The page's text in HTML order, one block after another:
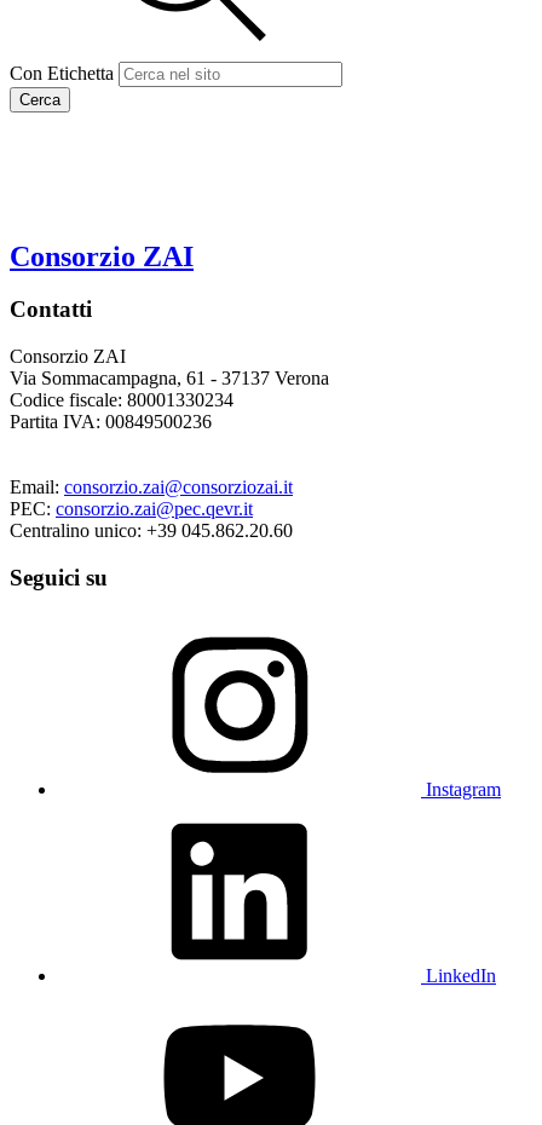
Con Etichetta
Cerca
Consorzio ZAI
Contatti
Consorzio ZAI
Via Sommacampagna, 61 - 37137 Verona
Codice fiscale: 80001330234
Partita IVA: 00849500236
Email: consorzio.zai@consorziozai.it
PEC: consorzio.zai@pec.qevr.it
Centralino unico: +39 045.862.20.60
Seguici su
Instagram
LinkedIn